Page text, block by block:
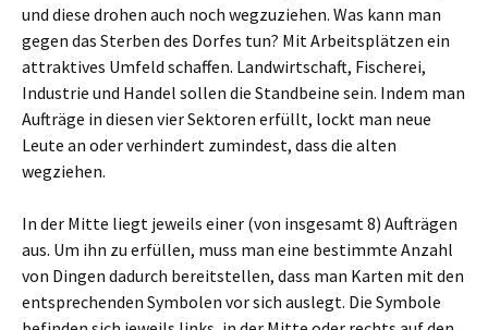
und diese drohen auch noch wegzuziehen. Was kann man
gegen das Sterben des Dorfes tun? Mit Arbeitsplätzen ein
attraktives Umfeld schaffen. Landwirtschaft, Fischerei,
Industrie und Handel sollen die Standbeine sein. Indem man
Aufträge in diesen vier Sektoren erfüllt, lockt man neue
Leute an oder verhindert zumindest, dass die alten
wegziehen.
In der Mitte liegt jeweils einer (von insgesamt 8) Aufträgen
aus. Um ihn zu erfüllen, muss man eine bestimmte Anzahl
von Dingen dadurch bereitstellen, dass man Karten mit den
entsprechenden Symbolen vor sich auslegt. Die Symbole